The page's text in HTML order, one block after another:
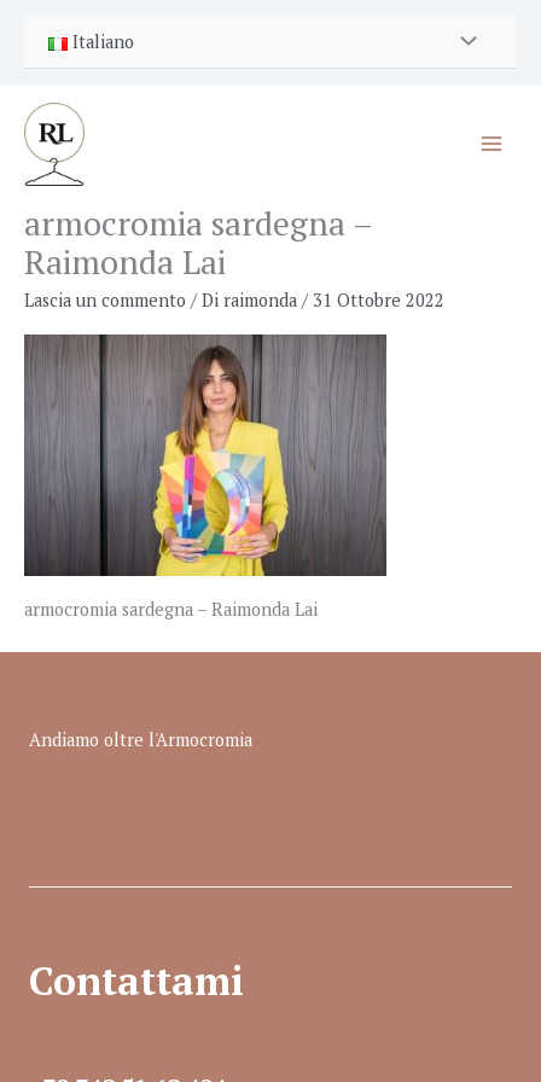
Italiano
armocromia sardegna –
Raimonda Lai
Lascia un commento / Di raimonda / 31 Ottobre 2022
armocromia sardegna – Raimonda Lai
Andiamo oltre l'Armocromia
Contattami